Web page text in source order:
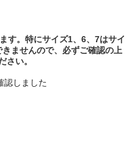
す。特にサイズ1、6、7はサイ
ませんので、必ずご確認の上
さい。
認しました